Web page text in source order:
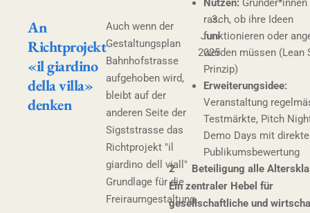
rasch, ob ihre Ideen
funktionieren oder
werden müssen (Lean
Prinzip)
Erweiterungsidee:
Veranstaltung
Testmärkte, Pitch
Demo Days mit
Publikumsbewertung
2 Beteiligung alle
Ein zentraler Hebel für
gesellschaftliche und
An
Richtprojekt
«il giardino
della villa»
denken
Auch wenn der
Gestaltungsplan
Bahnhofstrasse
aufgehoben wird,
bleibt auf der
anderen Seite der
Sigststrasse das
Richtprojekt "il
giardino dell viall"
Grundlage für die
Freiraumgestaltung.
3.
Juni
2025